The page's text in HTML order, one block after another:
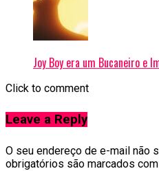
Joy Boy era um Bucaneiro e
Click to comment
Leave a Reply
O seu endereço de e-mail não
obrigatórios são marcados com